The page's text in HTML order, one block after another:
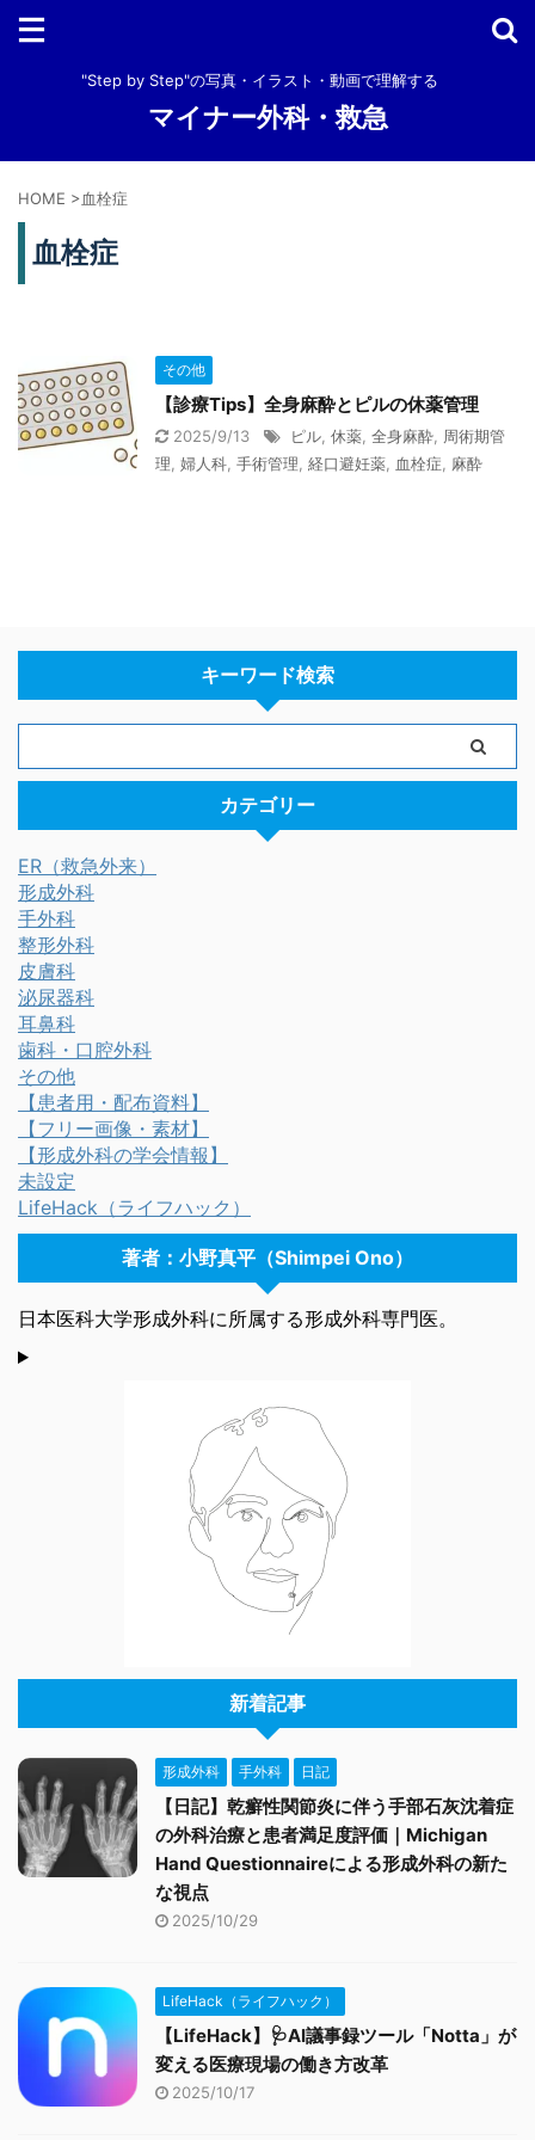
"Step by Step"の写真・イラスト・動画で理解する
マイナー外科・救急
HOME >血栓症
血栓症
その他
【診療Tips】全身麻酔とピルの休薬管理
2025/9/13 ピル 休薬 全身麻酔
周術期管
理 婦人科 手術管理 経口避妊薬 血栓症 麻酔
キーワード検索
カテゴリー
ER（救急外来）
形成外科
手外科
整形外科
皮膚科
泌尿器科
耳鼻科
歯科・口腔外科
その他
【患者用・配布資料】
【フリー画像・素材】
【形成外科の学会情報】
未設定
LifeHack（ライフハック）
著者：小野真平（Shimpei Ono）
日本医科大学形成外科に所属する形成外科専門医。
新着記事
形成外科 手外科 日記
【日記】乾癬性関節炎に伴う手部石灰沈着症
の外科治療と患者満足度評価｜Michigan
Hand Questionnaireによる形成外科の新た
な視点
2025/10/29
LifeHack（ライフハック）
【LifeHack】🩺AI議事録ツール「Notta」が
変える医療現場の働き方改革
2025/10/17